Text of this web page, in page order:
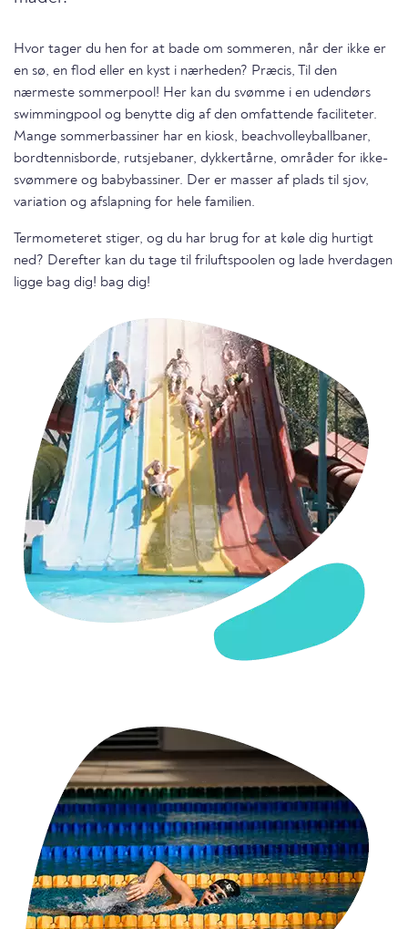
Hvor tager du hen for at bade om sommeren, når der ikke er
en sø, en flod eller en kyst i nærheden? Præcis, Til den
nærmeste sommerpool! Her kan du svømme i en udendørs
swimmingpool og benytte dig af den omfattende faciliteter.
Mange sommerbassiner har en kiosk, beachvolleyballbaner,
bordtennisborde, rutsjebaner, dykkertårne, områder for ikke-
svømmere og babybassiner. Der er masser af plads til sjov,
variation og afslapning for hele familien.
Termometeret stiger, og du har brug for at køle dig hurtigt
ned? Derefter kan du tage til friluftspoolen og lade hverdagen
ligge bag dig! bag dig!